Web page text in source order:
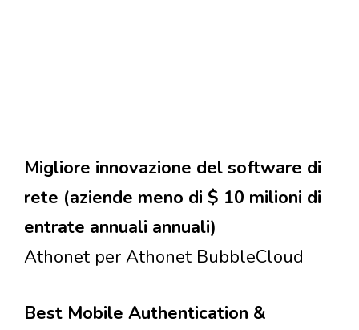
Migliore innovazione del software di
rete (aziende meno di $ 10 milioni di
entrate annuali annuali)
Athonet per Athonet BubbleCloud
Best Mobile Authentication &